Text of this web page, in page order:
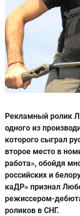
Рекламный ролик
одного из
которого сыграл
второе место в
работа», обойдя
российских и
каДР» признал
режиссером-
роликов в СНГ.